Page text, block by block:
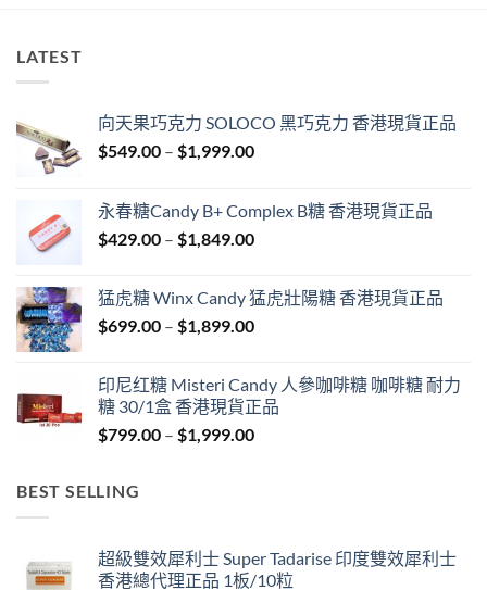
LATEST
向天果巧克力 SOLOCO 黑巧克力 香港現貨正品
$549.00 – $1,999.00Price
through
$1,999.00
永春糖Candy B+ Complex B糖 香港現貨正品
$429.00 – $1,849.00Price
through
$1,849.00
猛虎糖 Winx Candy 猛虎壯陽糖 香港現貨正品
$699.00 – $1,899.00Price
through
$1,899.00
印尼红糖 Misteri Candy 人參咖啡糖 咖啡糖 耐力
糖 30/1盒 香港現貨正品
$799.00 – $1,999.00Price
BEST SELLING
超級雙效犀利士 Super Tadarise 印度雙效犀利士
香港總代理正品 1板/10粒